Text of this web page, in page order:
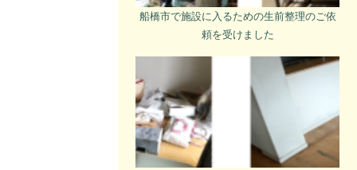
船橋市で施設に入るための生前整理のご依
頼を受けました